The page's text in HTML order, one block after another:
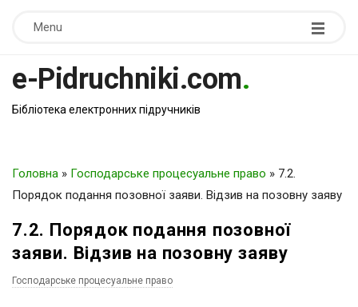
Menu
e-Pidruchniki.com.
Бібліотека електронних підручників
Головна » Господарське процесуальне право » 7.2.
Порядок подання позовної заяви. Відзив на позовну заяву
7.2. Порядок подання позовної
заяви. Відзив на позовну заяву
Господарське процесуальне право